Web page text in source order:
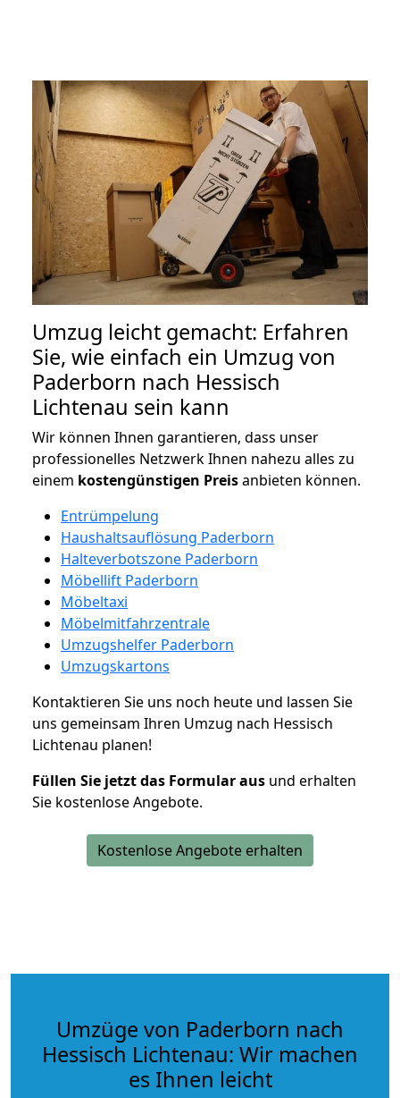
Umzug leicht gemacht: Erfahren
Sie, wie einfach ein Umzug von
Paderborn nach Hessisch
Lichtenau sein kann
Wir können Ihnen garantieren, dass unser
professionelles Netzwerk Ihnen nahezu alles zu
einem kostengünstigen Preisanbieten können.
Entrümpelung
Haushaltsauflösung Paderborn
Halteverbotszone Paderborn
Möbellift Paderborn
Möbeltaxi
Möbelmitfahrzentrale
Umzugshelfer Paderborn
Umzugskartons
Kontaktieren Sie uns noch heute und lassen Sie
uns gemeinsam Ihren Umzug nach Hessisch
Lichtenau planen!
Füllen Sie jetzt das Formular aus und erhalten
Sie kostenlose Angebote.
Kostenlose Angebote erhalten
Umzüge von Paderborn nach
Hessisch Lichtenau: Wir machen
es Ihnen leicht